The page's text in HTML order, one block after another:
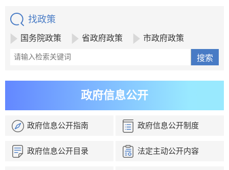
找政策
国务院政策 省政府政策 市政府政策
政府信息公开
政府信息公开指南 政府信息公开制度
政府信息公开目录 法定主动公开内容